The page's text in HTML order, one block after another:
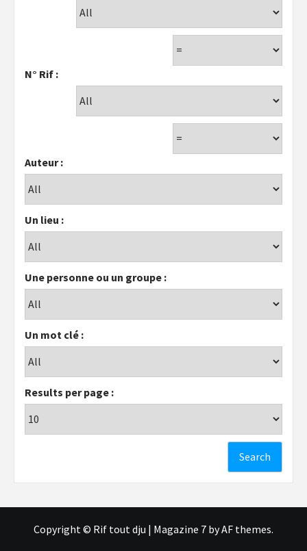
N° Rif :
Auteur :
Un lieu :
Une personne ou un groupe :
Un mot clé :
Results per page :
Copyright © Rif tout dju | Magazine 7 by AF themes.